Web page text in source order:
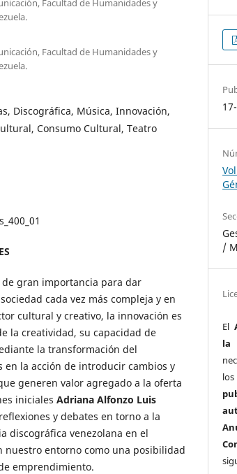
Facultad de Humanidades y
Facultad de Humanidades y
Discográfica, Música, Innovación,
Consumo Cultural, Teatro
gran importancia para dar
cada vez más compleja y en
cultural y creativo, la innovación es
la creatividad, su capacidad de
la transformación del
la acción de introducir cambios y
generen valor agregado a la oferta
iniciales Adriana Alfonzo Luis
y debates en torno a la
discográfica venezolana en el
nuestro entorno como una posibilidad
emprendimiento.
/
El
la